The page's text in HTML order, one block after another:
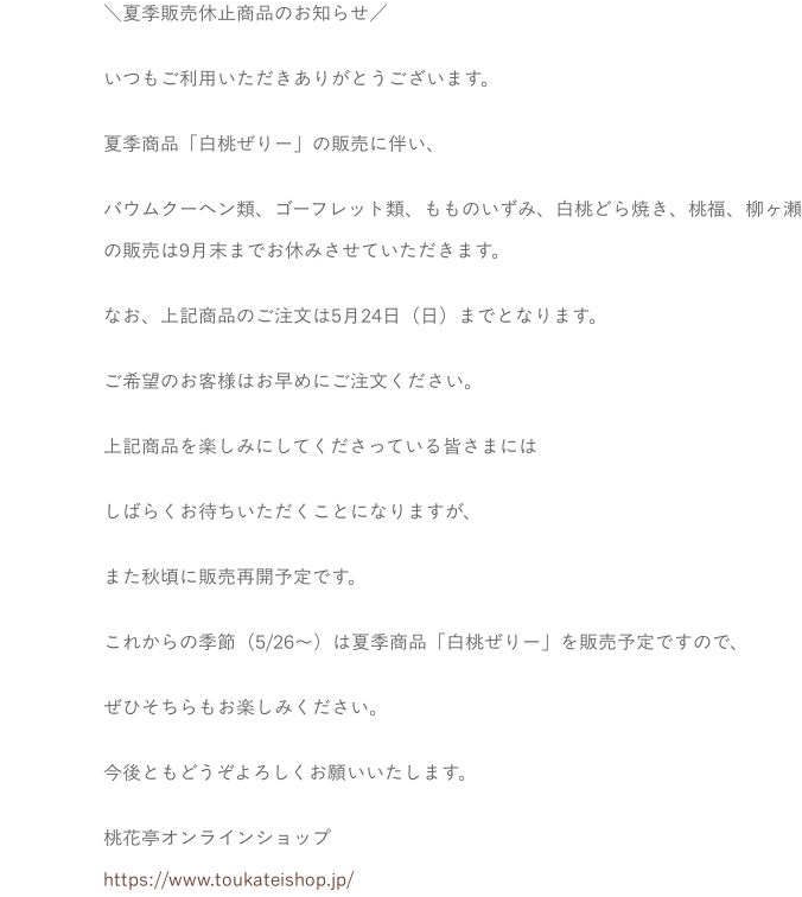
＼夏季販売休止商品のお知らせ／
いつもご利用いただきありがとうございます。
夏季商品「白桃ぜりー」の販売に伴い、
バウムクーヘン類、ゴーフレット類、もものいずみ、白桃どら焼き、桃福、柳ヶ瀬
の販売は9月末までお休みさせていただきます。
なお、上記商品のご注文は5月24日（日） までとなります。
ご希望のお客様はお早めにご注文ください。
上記商品を楽しみにしてくださっている皆さまには
しばらくお待ちいただくことになりますが、
また秋頃に販売再開予定です。
これからの季節（5/26～）は夏季商品「白桃ぜりー」を販売予定ですので、
ぜひそちらもお楽しみください。
今後ともどうぞよろしくお願いいたします。
桃花亭オンラインショップ
https://www.toukateishop.jp/